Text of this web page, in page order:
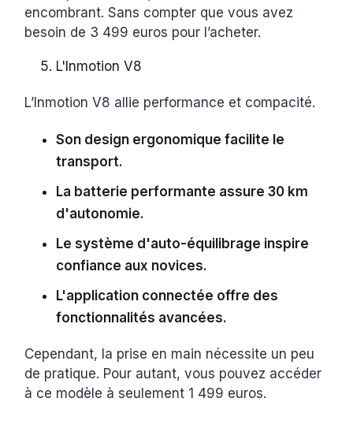
encombrant. Sans compter que vous avez
besoin de 3 499 euros pour l’acheter.
L'Inmotion V8
L’Inmotion V8 allie performance et compacité.
Son design ergonomique facilite le
transport.
La batterie performante assure 30 km
d'autonomie.
Le système d'auto-équilibrage inspire
confiance aux novices.
L'application connectée offre des
fonctionnalités avancées.
Cependant, la prise en main nécessite un peu
de pratique. Pour autant, vous pouvez accéder
à ce modèle à seulement 1 499 euros.